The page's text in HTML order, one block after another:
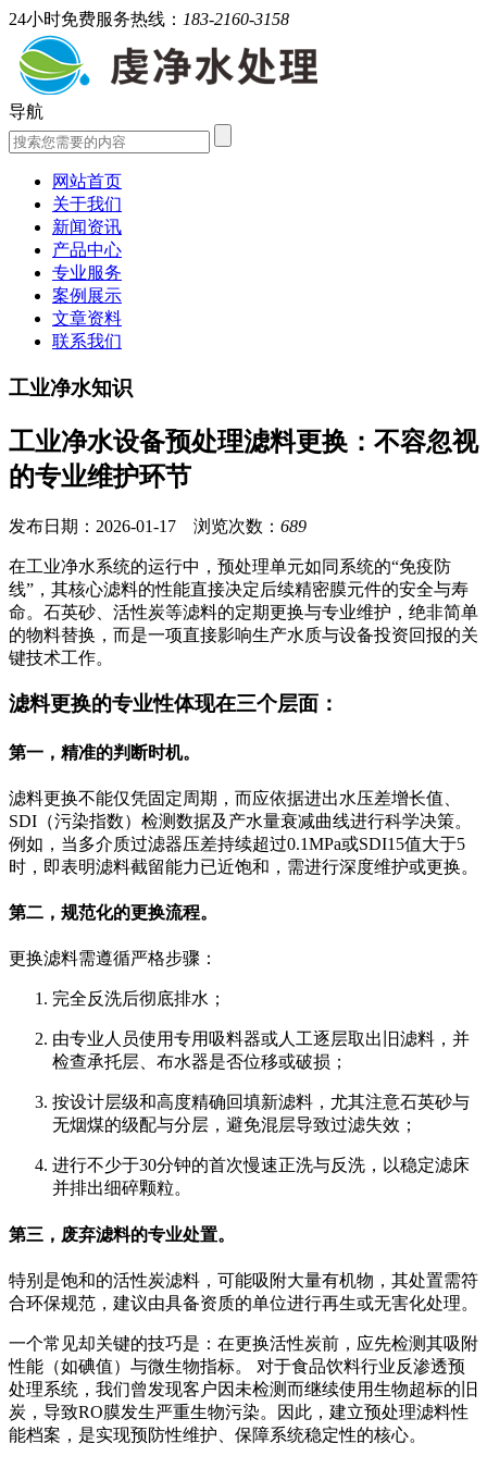
24小时免费服务热线： 183-2160-3158
导航
网站首页
关于我们
新闻资讯
产品中心
专业服务
案例展示
文章资料
联系我们
工业净水知识
工业净水设备预处理滤料更换：不容忽视
的专业维护环节
发布日期：2026-01-17 浏览次数： 689
在工业净水系统的运行中，预处理单元如同系统的“免疫防
线”，其核心滤料的性能直接决定后续精密膜元件的安全与寿
命。石英砂、活性炭等滤料的定期更换与专业维护，绝非简单
的物料替换，而是一项直接影响生产水质与设备投资回报的关
键技术工作。
滤料更换的专业性体现在三个层面：
第一，精准的判断时机。
滤料更换不能仅凭固定周期，而应依据进出水压差增长值、
SDI（污染指数）检测数据及产水量衰减曲线进行科学决策。
例如，当多介质过滤器压差持续超过0.1MPa或SDI15值大于5
时，即表明滤料截留能力已近饱和，需进行深度维护或更换。
第二，规范化的更换流程。
更换滤料需遵循严格步骤：
完全反洗后彻底排水；
由专业人员使用专用吸料器或人工逐层取出旧滤料，并
检查承托层、布水器是否位移或破损；
按设计层级和高度精确回填新滤料，尤其注意石英砂与
无烟煤的级配与分层，避免混层导致过滤失效；
进行不少于30分钟的首次慢速正洗与反洗，以稳定滤床
并排出细碎颗粒。
第三，废弃滤料的专业处置。
特别是饱和的活性炭滤料，可能吸附大量有机物，其处置需符
合环保规范，建议由具备资质的单位进行再生或无害化处理。
一个常见却关键的技巧是：在更换活性炭前，应先检测其吸附
性能（如碘值）与微生物指标。 对于食品饮料行业反渗透预
处理系统，我们曾发现客户因未检测而继续使用生物超标的旧
炭，导致RO膜发生严重生物污染。因此，建立预处理滤料性
能档案，是实现预防性维护、保障系统稳定性的核心。